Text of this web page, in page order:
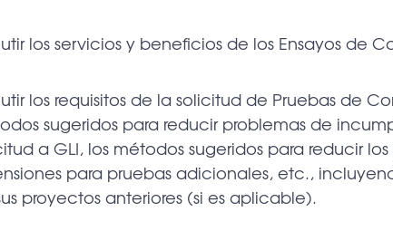
los servicios y beneficios de los Ensayos de
los requisitos de la solicitud de Pruebas de
sugeridos para reducir problemas de
a GLI, los métodos sugeridos para reducir
para pruebas adicionales, etc.,
proyectos anteriores (si es aplicable).